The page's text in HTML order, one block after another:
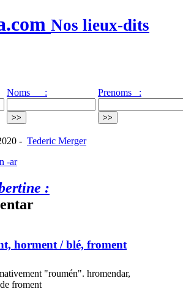
Nos lieux-dits
Noms : Prenoms :
- Tederic Merger
-ar
:
horment/ blé, froment
"roumén". hromendar,
froment